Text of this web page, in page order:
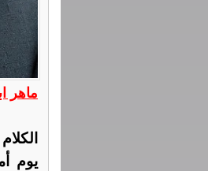
ماهر
يوم